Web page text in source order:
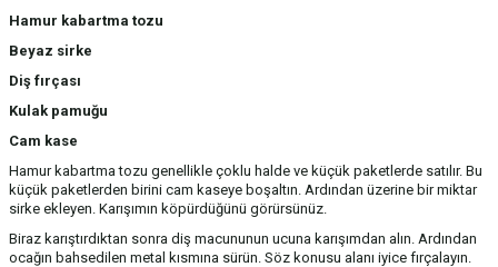
Hamur kabartma tozu
Beyaz sirke
Diş fırçası
Kulak pamuğu
Cam kase
Hamur kabartma tozu genellikle çoklu halde ve küçük paketlerde satılır. Bu
küçük paketlerden birini cam kaseye boşaltın. Ardından üzerine bir miktar
sirke ekleyen. Karışımın köpürdüğünü görürsünüz.
Biraz karıştırdıktan sonra diş macununun ucuna karışımdan alın. Ardından
ocağın bahsedilen metal kısmına sürün. Söz konusu alanı iyice fırçalayın.